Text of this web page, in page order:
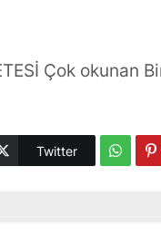
Çok okunan
Twitter